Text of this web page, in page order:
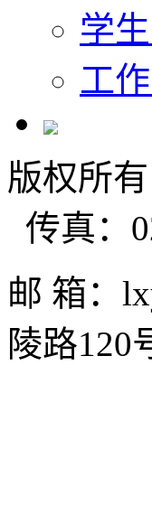
学
工
版权所
传真：
邮 箱：
陵路120